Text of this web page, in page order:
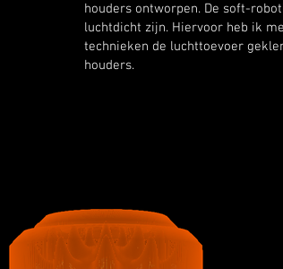
houders ontworpen. De soft-
luchtdicht zijn. Hiervoor heb ik
technieken de luchttoevoer
houders.